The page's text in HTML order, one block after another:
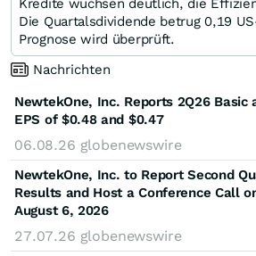
Kredite wuchsen deutlich, die
Die Quartalsdividende betrug 0,19
Prognose wird überprüft.
Nachrichten
NewtekOne, Inc. Reports 2Q26 Basic
EPS of $0.48 and $0.47
06.08.26 globenewswire
NewtekOne, Inc. to Report Second
Results and Host a Conference Call
August 6, 2026
27.07.26 globenewswire